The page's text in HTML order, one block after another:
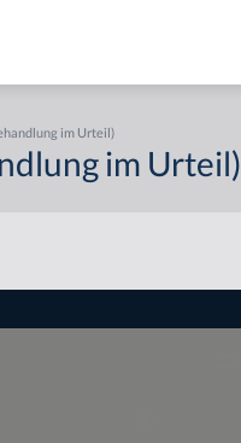
im Urteil)
im Urteil)